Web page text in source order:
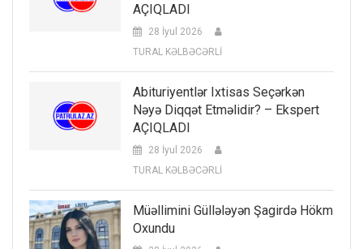
AÇIQLADI
28 İyul 2026
TURAL KƏLBƏCƏRLİ
Abituriyentlər Ixtisas Seçərkən
Nəyə Diqqət Etməlidir? – Ekspert
AÇIQLADI
28 İyul 2026
TURAL KƏLBƏCƏRLİ
Müəllimini Güllələyən Şagirdə Hökm
Oxundu